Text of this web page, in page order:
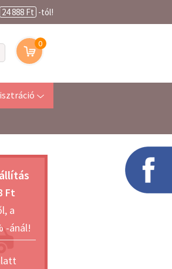
24 888 Ft -tól!
0
Ft
a
-ánál!